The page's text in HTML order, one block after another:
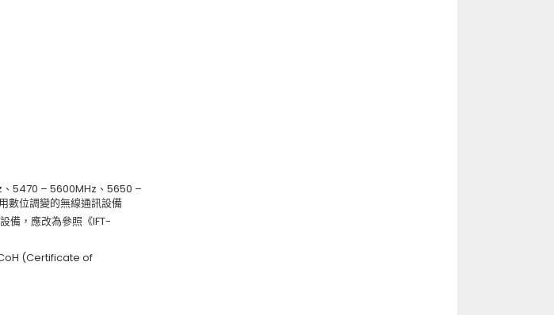
、5470 – 5600MHz、5650 –
數位調變的無線通訊設備
備，應改為參照《IFT-
(Certificate of